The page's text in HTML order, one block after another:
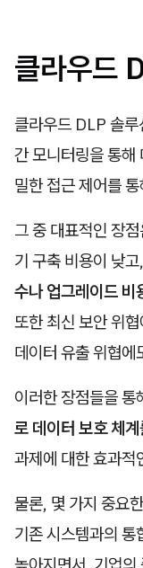
클라우드
클라우드 DLP 솔루
간 모니터링을 통해
밀한 접근 제어를
그 중 대표적인 장
기 구축 비용이 낮
수나 업그레이드 비
또한 최신 보안 위
데이터 유출 위협에
이러한 장점들을 통
로 데이터 보호 체
과제에 대한 효과적
물론, 몇 가지 중요
기존 시스템과의 통